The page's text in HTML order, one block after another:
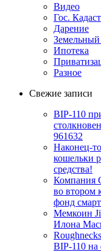
Видео
Гос.
Дарение
Земельный
Ипотека
Разное
Свежие записи
BIP-110
961632
Наконец-
кошельки
средства!
Компания
во втором
фонд
Мемкоин
Илона
BIP-110 на